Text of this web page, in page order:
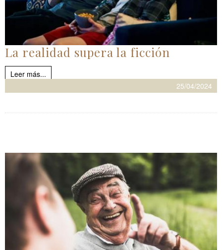
La realidad supera la ficción
Leer más...
25/04/2024